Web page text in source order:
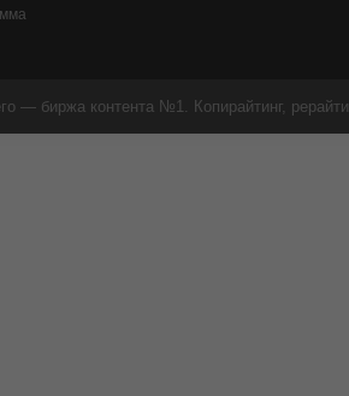
— биржа контента №1. Копирайтинг,